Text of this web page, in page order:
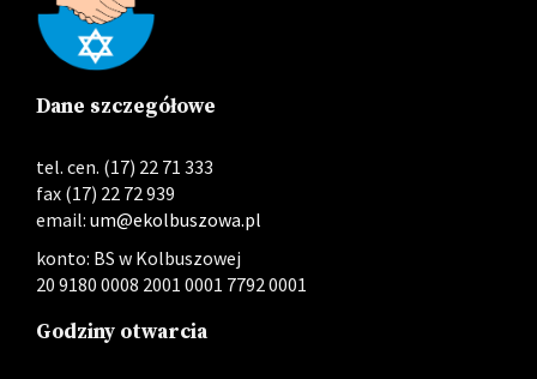
Dane szczegółowe
tel. cen. (17) 22 71 333
fax (17) 22 72 939
email: um@ekolbuszowa.pl
konto: BS w Kolbuszowej
20 9180 0008 2001 0001 7792 0001
Godziny otwarcia